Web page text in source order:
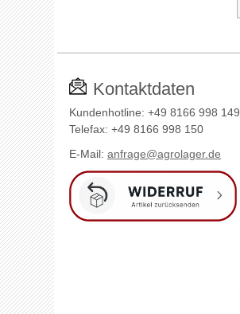
Kontaktdaten
Kundenhotline: +49 8166 998 149
Telefax: +49 8166 998 150
E-Mail: anfrage@agrolager.de